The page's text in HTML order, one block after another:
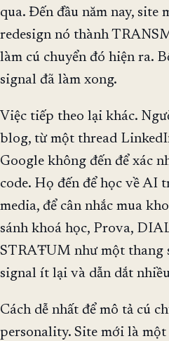
qua. Đến đầu năm nay, site
redesign nó thành
làm cú chuyển đó hiện ra.
signal đã làm xong.
Việc tiếp theo lại khác.
blog, từ một thread
Google không đến để xác
code. Họ đến để học về AI
media, để cân nhắc mua
sánh khoá học, Prova,
STRAŦUM như một thang
signal ít lại và dẫn dắt
Cách dễ nhất để mô tả cú
personality. Site mới là